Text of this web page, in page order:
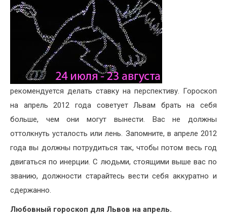
рекомендуется делать ставку на перспективу. Гороскоп
на апрель 2012 года советует Львам брать на себя
больше, чем они могут вынести. Вас не должны
оттолкнуть усталость или лень. Запомните, в апреле 2012
года вы должны потрудиться так, чтобы потом весь год
двигаться по инерции. С людьми, стоящими выше вас по
званию, должности старайтесь вести себя аккуратно и
сдержанно.
Любовный гороскоп для Львов на апрель.